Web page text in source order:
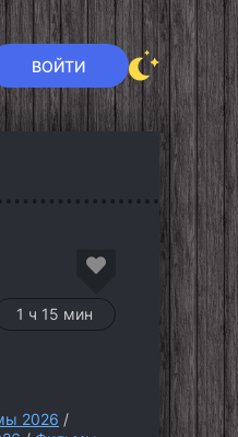
ВОЙТИ
1 ч 15 мин
2026 /